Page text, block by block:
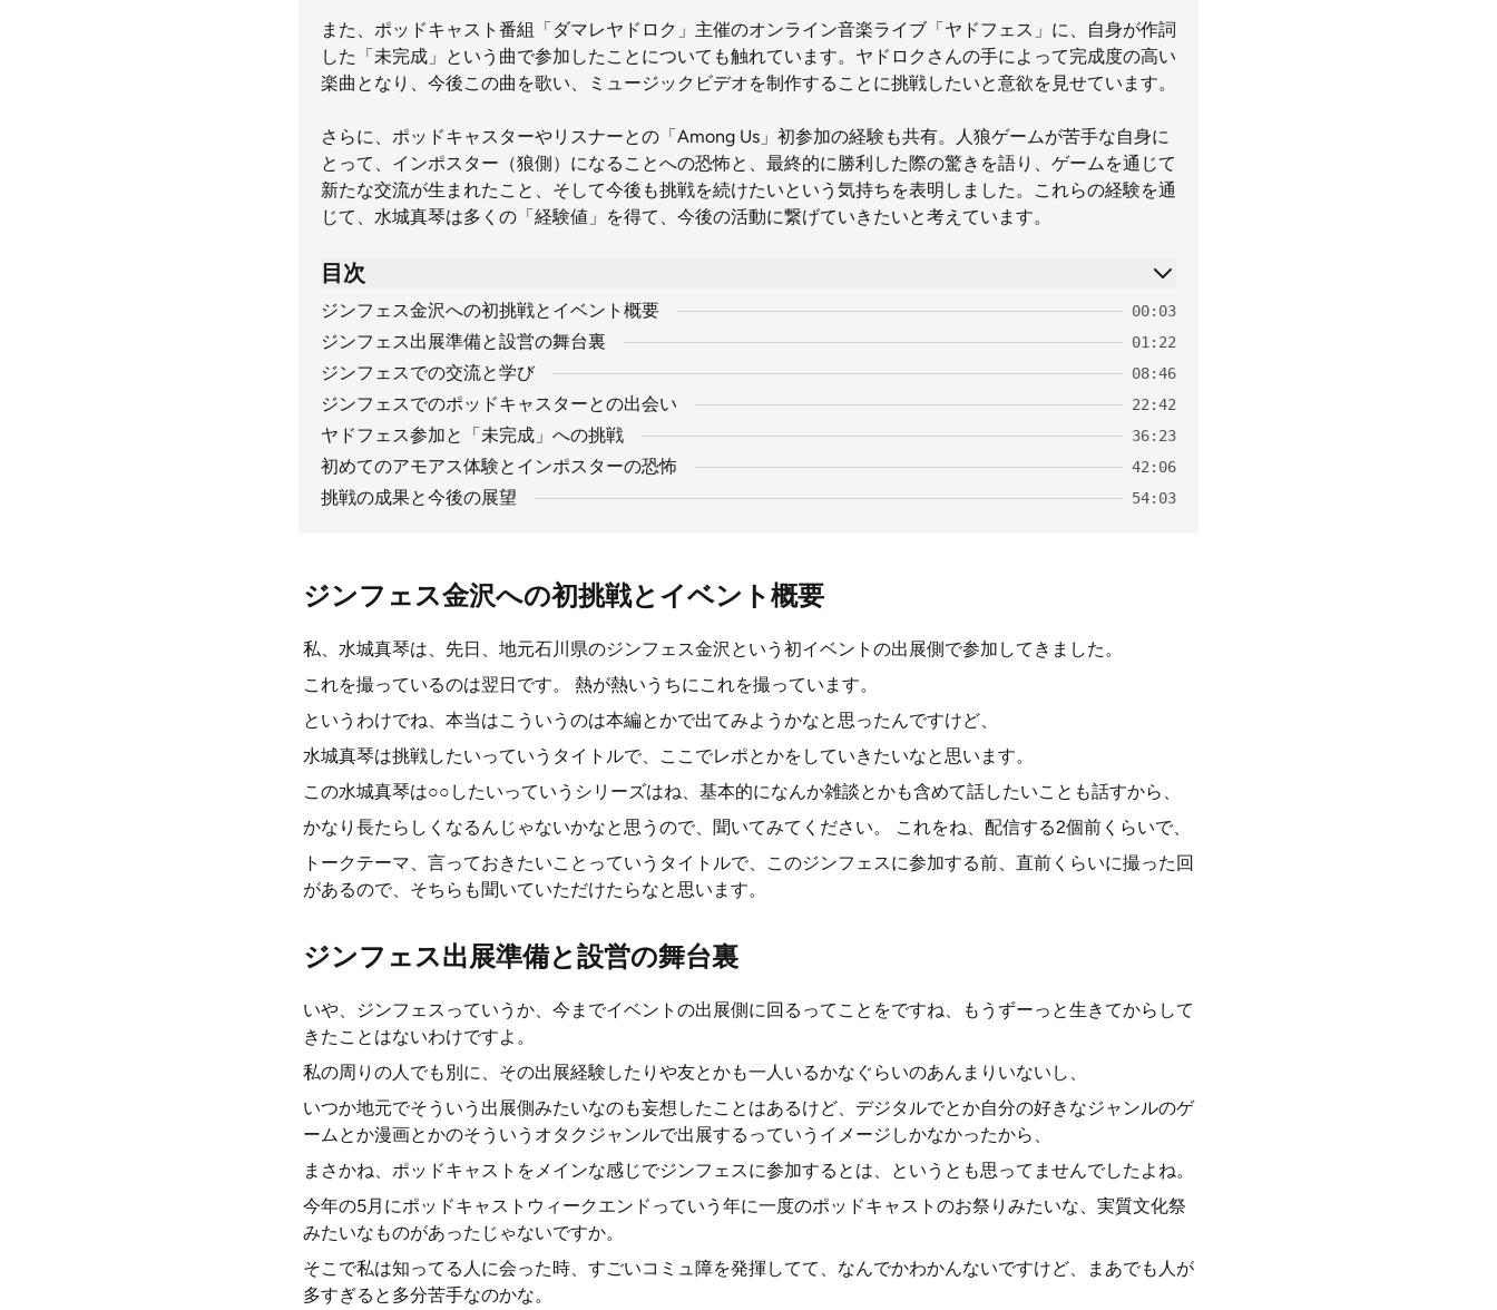
また、ポッドキャスト番組「ダマレヤドロク」主催のオンライン音楽ライブ「ヤドフェス」に、自身が作詞
した「未完成」という曲で参加したことについても触れています。ヤドロクさんの手によって完成度の高い
楽曲となり、今後この曲を歌い、ミュージックビデオを制作することに挑戦したいと意欲を見せています。
さらに、ポッドキャスターやリスナーとの「Among Us」初参加の経験も共有。人狼ゲームが苦手な自身に
とって、インポスター（狼側）になることへの恐怖と、最終的に勝利した際の驚きを語り、ゲームを通じて
新たな交流が生まれたこと、そして今後も挑戦を続けたいという気持ちを表明しました。これらの経験を通
じて、水城真琴は多くの「経験値」を得て、今後の活動に繋げていきたいと考えています。
目次
ジンフェス金沢への初挑戦とイベント概要 00:03
ジンフェス出展準備と設営の舞台裏 01:22
ジンフェスでの交流と学び 08:46
ジンフェスでのポッドキャスターとの出会い 22:42
ヤドフェス参加と「未完成」への挑戦 36:23
初めてのアモアス体験とインポスターの恐怖 42:06
挑戦の成果と今後の展望 54:03
ジンフェス金沢への初挑戦とイベント概要
私、水城真琴は、先日、地元石川県のジンフェス金沢という初イベントの出展側で参加してきました。
これを撮っているのは翌日です。 熱が熱いうちにこれを撮っています。
というわけでね、本当はこういうのは本編とかで出てみようかなと思ったんですけど、
水城真琴は挑戦したいっていうタイトルで、ここでレポとかをしていきたいなと思います。
この水城真琴は○○したいっていうシリーズはね、基本的になんか雑談とかも含めて話したいことも話すから、
かなり長たらしくなるんじゃないかなと思うので、聞いてみてください。 これをね、配信する2個前くらいで、
トークテーマ、言っておきたいことっていうタイトルで、このジンフェスに参加する前、直前くらいに撮った回
があるので、そちらも聞いていただけたらなと思います。
ジンフェス出展準備と設営の舞台裏
いや、ジンフェスっていうか、今までイベントの出展側に回るってことをですね、もうずーっと生きてからして
きたことはないわけですよ。
私の周りの人でも別に、その出展経験したりや友とかも一人いるかなぐらいのあんまりいないし、
いつか地元でそういう出展側みたいなのも妄想したことはあるけど、デジタルでとか自分の好きなジャンルのゲ
ームとか漫画とかのそういうオタクジャンルで出展するっていうイメージしかなかったから、
まさかね、ポッドキャストをメインな感じでジンフェスに参加するとは、というとも思ってませんでしたよね。
今年の5月にポッドキャストウィークエンドっていう年に一度のポッドキャストのお祭りみたいな、実質文化祭
みたいなものがあったじゃないですか。
そこで私は知ってる人に会った時、すごいコミュ障を発揮してて、なんでかわかんないですけど、まあでも人が
多すぎると多分苦手なのかな。